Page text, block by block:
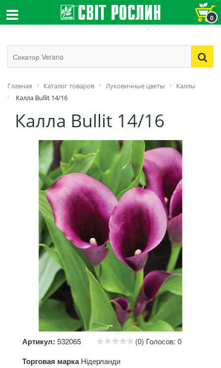
0
Главная Каталог товаров Луковичные цветы
Каллы
Калла Bullit 14/16
Калла Bullit 14/16
Артикул: 532065 (0) Голосов: 0
Торговая марка Нідерланди